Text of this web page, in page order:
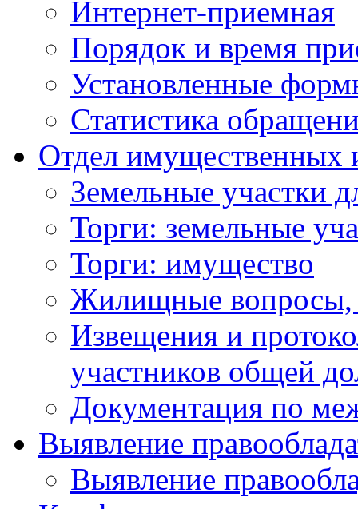
Интернет-приемная
Порядок и время
Установленные
Статистика
Отдел имущественных
Земельные участки
Торги: земельные
Торги: имущество
Жилищные вопросы,
Извещения и
участников общей
Документация по
Выявление
Выявление